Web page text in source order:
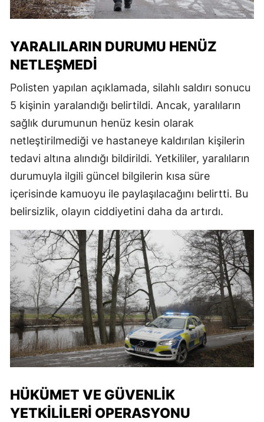
YARALILARIN DURUMU HENÜZ
NETLEŞMEDI
Polisten yapılan açıklamada, silahlı saldırı sonucu
5 kişinin yaralandığı belirtildi. Ancak, yaralıların
sağlık durumunun henüz kesin olarak
netleştirilmediği ve hastaneye kaldırılan kişilerin
tedavi altına alındığı bildirildi. Yetkililer, yaralıların
durumuyla ilgili güncel bilgilerin kısa süre
içerisinde kamuoyu ile paylaşılacağını belirtti. Bu
belirsizlik, olayın ciddiyetini daha da artırdı.
HÜKÜMET VE GÜVENLIK
YETKILILERI OPERASYONU